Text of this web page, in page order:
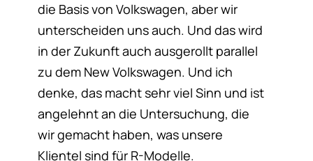
die Basis von Volkswagen, aber wir
unterscheiden uns auch. Und das wird
in der Zukunft auch ausgerollt parallel
zu dem New Volkswagen. Und ich
denke, das macht sehr viel Sinn und ist
angelehnt an die Untersuchung, die
wir gemacht haben, was unsere
Klientel sind für R-Modelle.